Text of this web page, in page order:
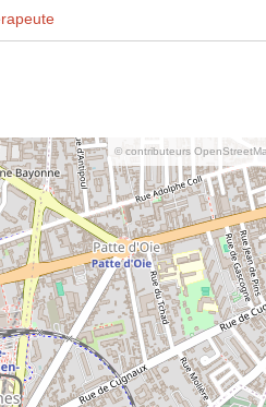
© contributeurs